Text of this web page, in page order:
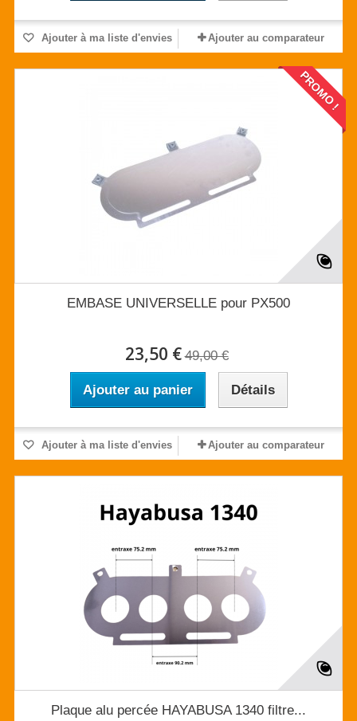
Ajouter à ma liste d'envies Ajouter au comparateur
PROMO !
EMBASE UNIVERSELLE pour PX500
23,50 € 49,00 €
Ajouter au panier Détails
Ajouter à ma liste d'envies Ajouter au comparateur
Plaque alu percée HAYABUSA 1340 filtre...